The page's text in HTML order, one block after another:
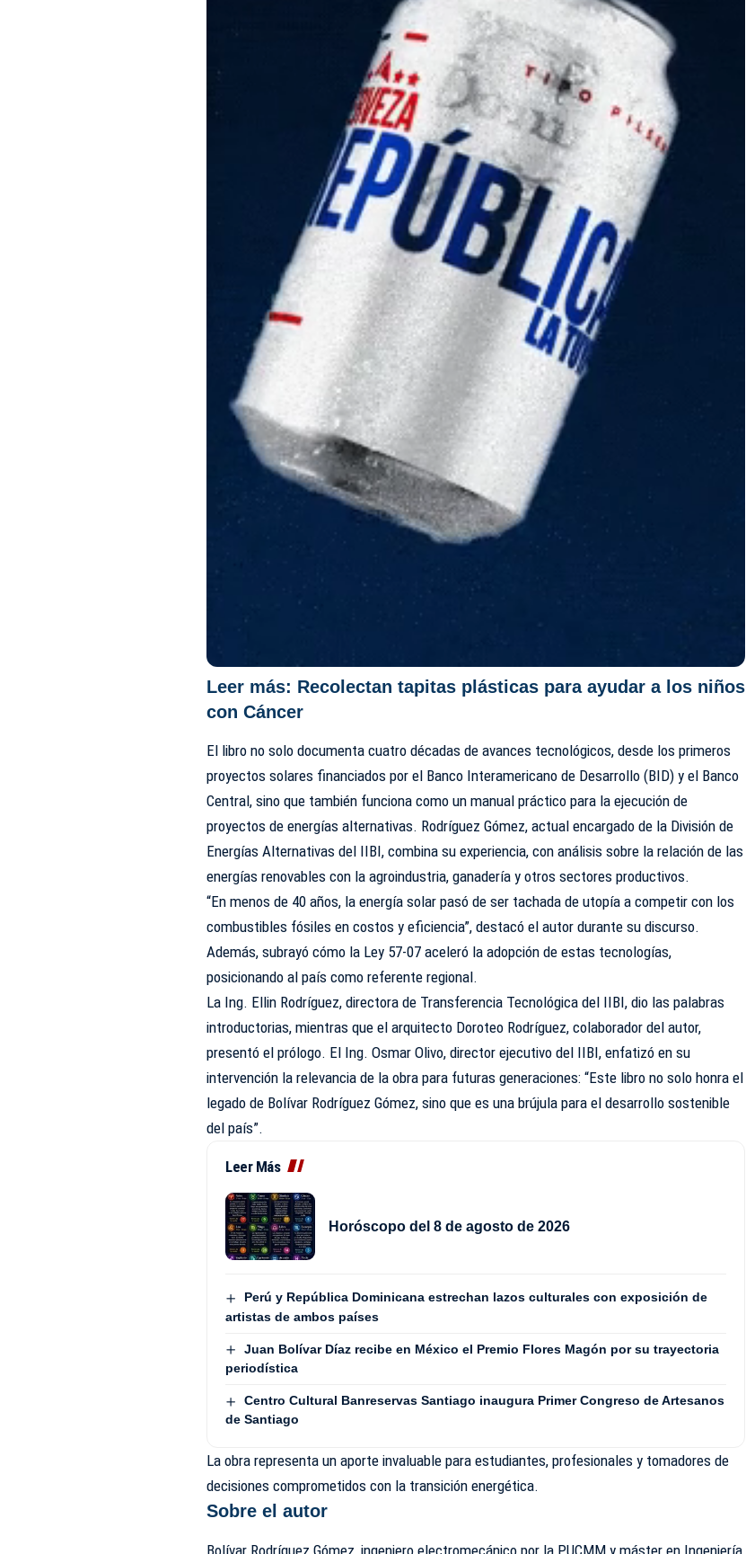
Leer más: Recolectan tapitas plásticas para ayudar a los niños
con Cáncer
El libro no solo documenta cuatro décadas de avances tecnológicos, desde los primeros
proyectos solares financiados por el Banco Interamericano de Desarrollo (BID) y el Banco
Central, sino que también funciona como un manual práctico para la ejecución de
proyectos de energías alternativas. Rodríguez Gómez, actual encargado de la División de
Energías Alternativas del IIBI, combina su experiencia, con análisis sobre la relación de las
energías renovables con la agroindustria, ganadería y otros sectores productivos.
“En menos de 40 años, la energía solar pasó de ser tachada de utopía a competir con los
combustibles fósiles en costos y eficiencia”, destacó el autor durante su discurso.
Además, subrayó cómo la Ley 57-07 aceleró la adopción de estas tecnologías,
posicionando al país como referente regional.
La Ing. Ellin Rodríguez, directora de Transferencia Tecnológica del IIBI, dio las palabras
introductorias, mientras que el arquitecto Doroteo Rodríguez, colaborador del autor,
presentó el prólogo. El Ing. Osmar Olivo, director ejecutivo del IIBI, enfatizó en su
intervención la relevancia de la obra para futuras generaciones: “Este libro no solo honra el
legado de Bolívar Rodríguez Gómez, sino que es una brújula para el desarrollo sostenible
del país”.
Leer Más
Horóscopo del 8 de agosto de 2026
Perú y República Dominicana estrechan lazos culturales con exposición de
artistas de ambos países
Juan Bolívar Díaz recibe en México el Premio Flores Magón por su trayectoria
periodística
Centro Cultural Banreservas Santiago inaugura Primer Congreso de Artesanos
de Santiago
La obra representa un aporte invaluable para estudiantes, profesionales y tomadores de
decisiones comprometidos con la transición energética.
Sobre el autor
Bolívar Rodríguez Gómez, ingeniero electromecánico por la PUCMM y máster en Ingeniería